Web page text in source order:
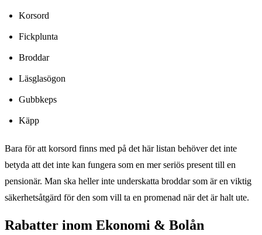
Korsord
Fickplunta
Broddar
Läsglasögon
Gubbkeps
Käpp
Bara för att korsord finns med på det här listan behöver det inte
betyda att det inte kan fungera som en mer seriös present till en
pensionär. Man ska heller inte underskatta broddar som är en viktig
säkerhetsåtgärd för den som vill ta en promenad när det är halt ute.
Rabatter inom Ekonomi & Bolån